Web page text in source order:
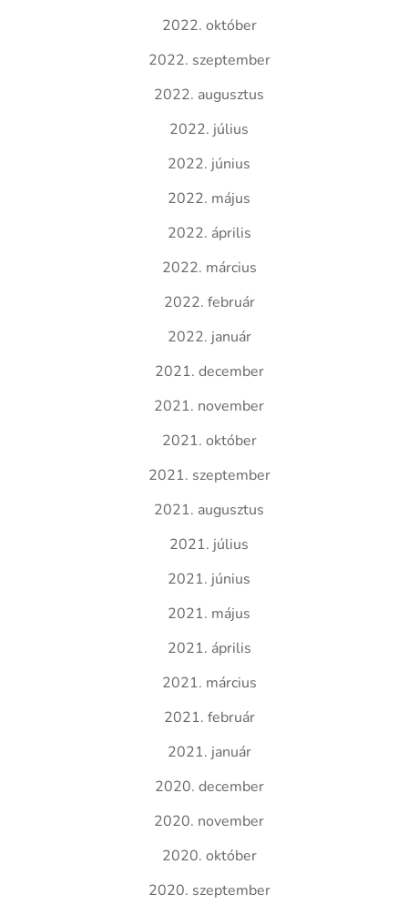
2022. október
2022. szeptember
2022. augusztus
2022. július
2022. június
2022. május
2022. április
2022. március
2022. február
2022. január
2021. december
2021. november
2021. október
2021. szeptember
2021. augusztus
2021. július
2021. június
2021. május
2021. április
2021. március
2021. február
2021. január
2020. december
2020. november
2020. október
2020. szeptember